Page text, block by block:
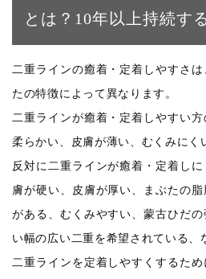
とは？10年以上持続す
二重ラインの癒着・定着しやすさ
たの特徴によって異なります。
二重ラインが癒着・定着しやすい
柔らかい、皮膚が薄い、むくみにく
反対に二重ラインが癒着・定着し
膚が硬い、皮膚が厚い、まぶたの
がある、むくみやすい、蒙古ひだ
い幅の広い二重を希望されている、
二重ラインを定着しやすくするため